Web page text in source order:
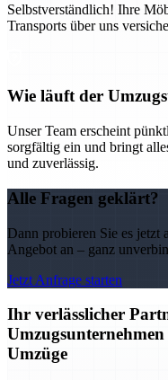
Selbstverständlich! Ihre
Transports über uns
Wie läuft der
Unser Team erscheint
sorgfältig ein und bringt
und zuverlässig.
Alle Fragen geklärt?
Dann probieren Sie es
Angebot an – ganz
Jetzt Anfrage starten
Ihr verlässlicher
Umzüge